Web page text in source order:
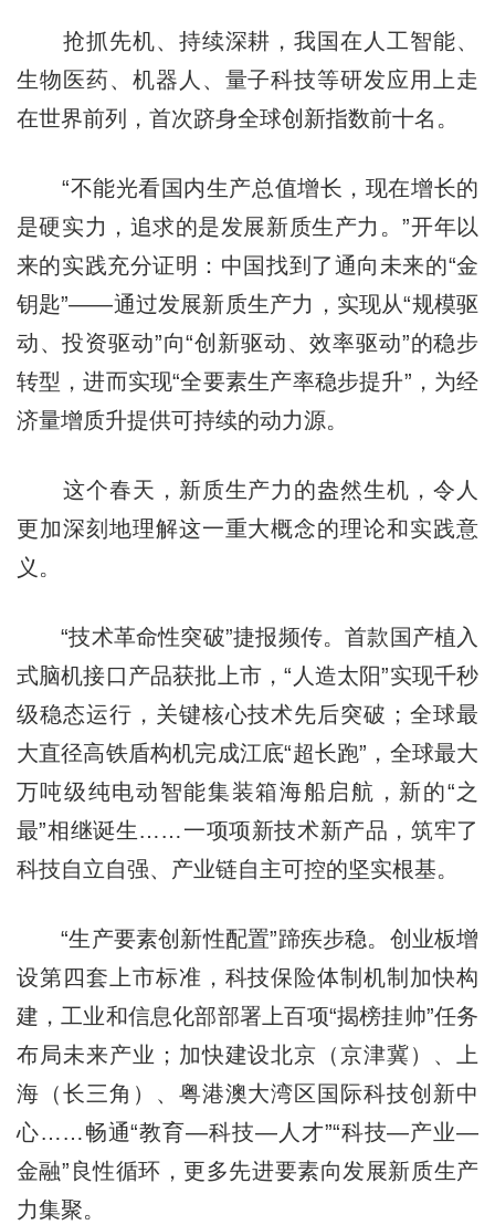
抢抓先机、持续深耕，我国在人工智能、
生物医药、机器人、量子科技等研发应用上走
在世界前列，首次跻身全球创新指数前十名。
“不能光看国内生产总值增长，现在增长的
是硬实力，追求的是发展新质生产力。”开年以
来的实践充分证明：中国找到了通向未来的“金
钥匙”——通过发展新质生产力，实现从“规模驱
动、投资驱动”向“创新驱动、效率驱动”的稳步
转型，进而实现“全要素生产率稳步提升”，为经
济量增质升提供可持续的动力源。
这个春天，新质生产力的盎然生机，令人
更加深刻地理解这一重大概念的理论和实践意
义。
“技术革命性突破”捷报频传。首款国产植入
式脑机接口产品获批上市，“人造太阳”实现千秒
级稳态运行，关键核心技术先后突破；全球最
大直径高铁盾构机完成江底“超长跑”，全球最大
万吨级纯电动智能集装箱海船启航，新的“之
最”相继诞生……一项项新技术新产品，筑牢了
科技自立自强、产业链自主可控的坚实根基。
“生产要素创新性配置”蹄疾步稳。创业板增
设第四套上市标准，科技保险体制机制加快构
建，工业和信息化部部署上百项“揭榜挂帅”任务
布局未来产业；加快建设北京（京津冀）、上
海（长三角）、粤港澳大湾区国际科技创新中
心……畅通“教育—科技—人才”“科技—产业—
金融”良性循环，更多先进要素向发展新质生产
力集聚。